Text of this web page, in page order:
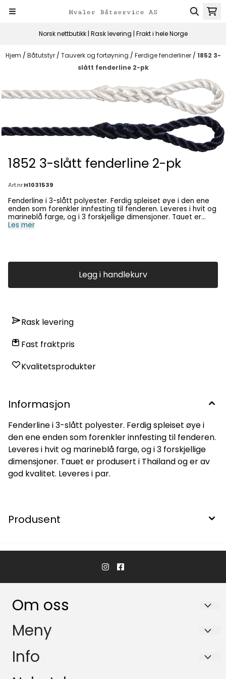
Hopp til innhold
Norsk nettbutikk | Rask levering | Frakt i hele Norge
Hjem / Båtutstyr / Tauverk og fortøyning / Ferdige fenderliner / 1852 3-
slått fenderline 2-pk
1852 3-slått fenderline 2-pk
Art.nr:H1031539
Fenderline i 3-slått polyester. Ferdig spleiset øye i den ene
enden som forenkler innfesting til fenderen. Leveres i hvit og
marineblå farge, og i 3 forskjellige dimensjoner. Tauet er
produsert i Thailand og er av god kvalitet. Leveres i par.
Les mer
Legg i handlekurv
Rask levering
Fast fraktpris
Kvalitetsprodukter
Informasjon
Fenderline i 3-slått polyester. Ferdig spleiset øye i
den ene enden som forenkler innfesting til fenderen.
Leveres i hvit og marineblå farge, og i 3 forskjellige
dimensjoner. Tauet er produsert i Thailand og er av
god kvalitet. Leveres i par.
Produsent
Om oss
Hvaler Båtservice AS
1684 Vesterøy
Meny
Personvern
Info
Personvern